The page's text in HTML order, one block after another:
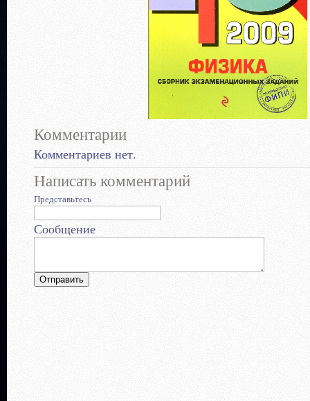
Комментарии
Комментариев нет.
Написать комментарий
Представьтесь
Сообщение